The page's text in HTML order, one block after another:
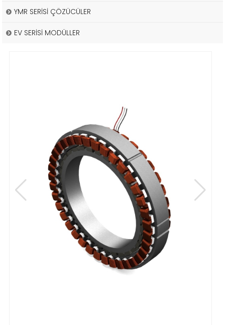
YMR SERİSİ ÇÖZÜCÜLER
EV SERİSİ MODÜLLER